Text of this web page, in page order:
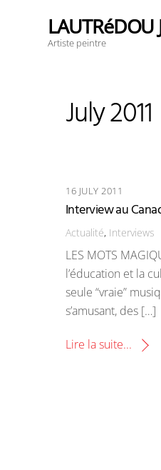
content#!trpst#/trp-
gettext#!trpen#
LAUTRéDOU
Artiste peintre
July 2011
16 JULY 2011
Interview au
Actualité, Interviews
LES MOTS
l’éducation et la
seule “vraie”
s’amusant, des […]
Lire la suite...